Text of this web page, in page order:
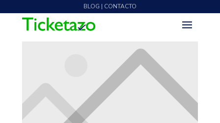
BLOG | CONTACTO